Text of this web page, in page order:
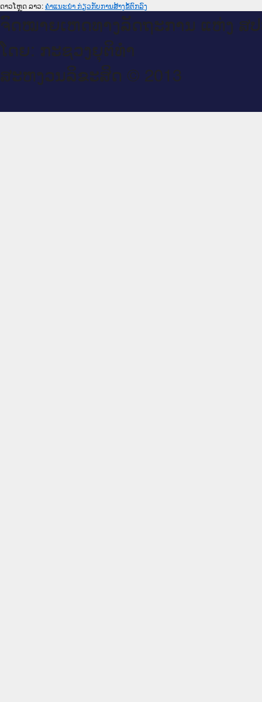
ດາວໂຫຼດ ລາວ:ຄຳແນະນຳ ກ່ຽວກັບການສ້າງຂໍ້ຕົກລົງ
ຈົດ​ໝາຍ​ເຫດ​ທາງ​ລັດ​ຖະ​ການ ແຫ່ງ ສ​
ໂດຍ: ກະ​ຊວງຍຸ​ຕິ​ທຳ
ສະ​ຫງວນ​ລິ​ຂະ​ສິດ © 2013